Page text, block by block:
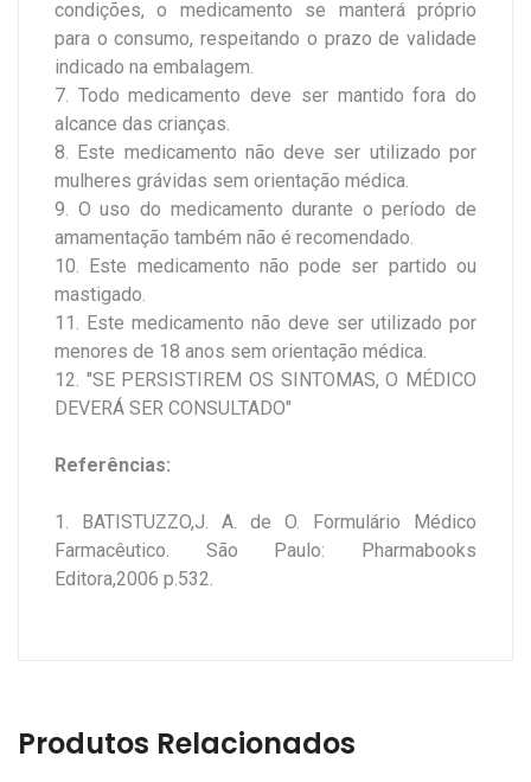
condições, o medicamento se manterá próprio
para o consumo, respeitando o prazo de validade
indicado na embalagem.
7. Todo medicamento deve ser mantido fora do
alcance das crianças.
8. Este medicamento não deve ser utilizado por
mulheres grávidas sem orientação médica.
9. O uso do medicamento durante o período de
amamentação também não é recomendado.
10. Este medicamento não pode ser partido ou
mastigado.
11. Este medicamento não deve ser utilizado por
menores de 18 anos sem orientação médica.
12. "SE PERSISTIREM OS SINTOMAS, O MÉDICO
DEVERÁ SER CONSULTADO"
Referências:
1. BATISTUZZO,J. A. de O. Formulário Médico
Farmacêutico. São Paulo: Pharmabooks
Editora,2006 p.532.
Produtos Relacionados